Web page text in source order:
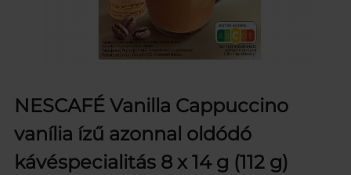
NESCAFÉ Vanilla Cappuccino
vanília ízű azonnal oldódó
kávéspecialitás 8 x 14 g (112 g)